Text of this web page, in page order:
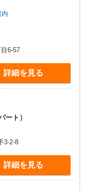
7,000円 ※経験・資格を
処遇改善加算は金額変
6-57
詳細を見る
ート）
3-2-8
詳細を見る